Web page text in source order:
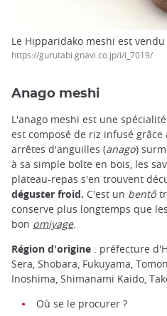
Le Hipparidako meshi est
https://gurutabi.gnavi.co.jp/i/i_7019/
Anago meshi
L'anago meshi est une
est composé de riz infusé
arrêtes d'anguilles (anago)
à sa simple boîte en bois, les
plateau-repas s'en trouvent
déguster froid. C'est un bentô
conserve plus longtemps que les
bon omiyage.
Région d'origine : préfecture
Sera, Shobara, Fukuyama,
Inoshima, Shimanami Kaido,
Où se le procurer ?